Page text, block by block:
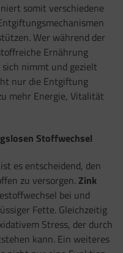
somit verschiedene
Wer während der
Ernährung
nimmt und gezielt
nur die Entgiftung
mehr Energie, Vitalität
Stoffwechsel
es entscheidend, den
zu versorgen. Zink
bei und
Fette. Gleichzeitig
Stress, der durch
kann. Ein weiteres